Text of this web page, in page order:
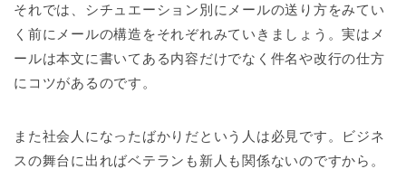
それでは、シチュエーション別にメールの送り方をみてい
く前にメールの構造をそれぞれみていきましょう。実はメ
ールは本文に書いてある内容だけでなく件名や改行の仕方
にコツがあるのです。
また社会人になったばかりだという人は必見です。ビジネ
スの舞台に出ればベテランも新人も関係ないのですから。